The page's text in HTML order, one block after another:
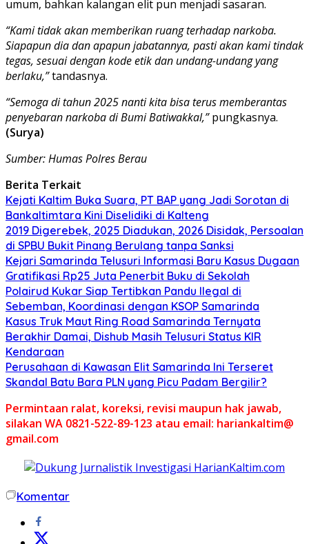
umum, bahkan kalangan elit pun menjadi sasaran.
“Kami tidak akan memberikan ruang terhadap narkoba.
Siapapun dia dan apapun jabatannya, pasti akan kami tindak
tegas, sesuai dengan kode etik dan undang-undang yang
berlaku,”tandasnya.
“Semoga di tahun 2025 nanti kita bisa terus memberantas
penyebaran narkoba di Bumi Batiwakkal,”pungkasnya.
(Surya)
Sumber: Humas Polres Berau
Berita Terkait
Kejati Kaltim Buka Suara, PT BAP yang Jadi Sorotan di
Bankaltimtara Kini Diselidiki di Kalteng
2019 Digerebek, 2025 Diadukan, 2026 Disidak, Persoalan
di SPBU Bukit Pinang Berulang tanpa Sanksi
Kejari Samarinda Telusuri Informasi Baru Kasus Dugaan
Gratifikasi Rp25 Juta Penerbit Buku di Sekolah
Polairud Kukar Siap Tertibkan Pandu Ilegal di
Sebemban, Koordinasi dengan KSOP Samarinda
Kasus Truk Maut Ring Road Samarinda Ternyata
Berakhir Damai, Dishub Masih Telusuri Status KIR
Kendaraan
Perusahaan di Kawasan Elit Samarinda Ini Terseret
Skandal Batu Bara PLN yang Picu Padam Bergilir?
Permintaan ralat, koreksi, revisi maupun hak jawab,
silakan WA 0821-522-89-123 atau email: hariankaltim@
gmail.com
Komentar